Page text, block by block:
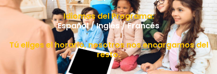
Idiomas del Programa:
Español / Inglés / Francés
Tú eliges el horario, nosotros nos encargamos del
resto.